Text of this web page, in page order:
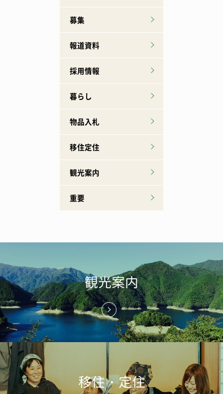
募集
報道資料
採用情報
暮らし
物品入札
移住定住
観光案内
重要
観光案内
移住・定住